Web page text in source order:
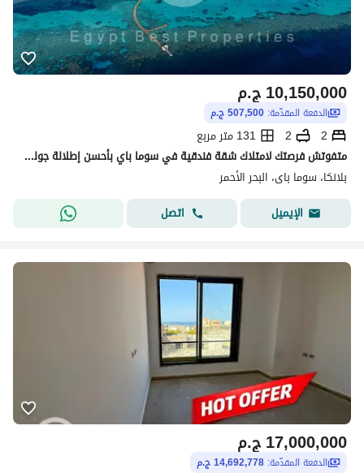
ج.م10,150,000
الدفعة المقدّمة: 507,500 ج.م
2
2
131 متر مربع
متفوتش فرصتك لامتلاك شقة فندقية في سوما باي بأحسن إطلالة جولف، آخر وحدة متاحة بخصم مميز ومقدم 5% وقسطك بعد سنة
بلانكا، سوما باى، البحر الأحمر
الإيميل
اتصل
ج.م17,000,000
الدفعة المقدّمة: 14,692,778 ج.م